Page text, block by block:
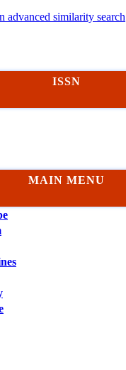
advanced similarity search
ISSN
MAIN MENU